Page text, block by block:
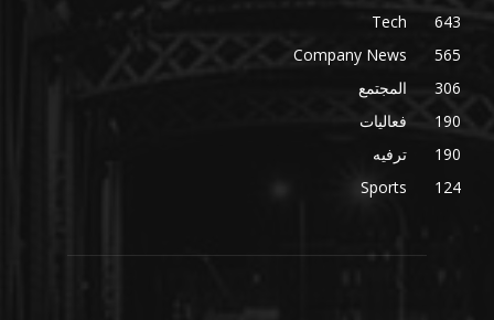
Tech
643
Company News
565
المجتمع
306
فعاليات
190
ترفيه
190
Sports
124